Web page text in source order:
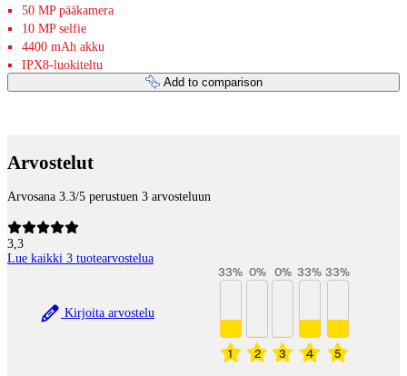
50 MP pääkamera
10 MP selfie
4400 mAh akku
IPX8-luokiteltu
Add to comparison
Arvostelut
Arvosana 3.3/5 perustuen 3 arvosteluun
3,3
Lue kaikki 3 tuotearvostelua
Kirjoita arvostelu
1
33%
2
0%
3
0%
4
33%
5
33%